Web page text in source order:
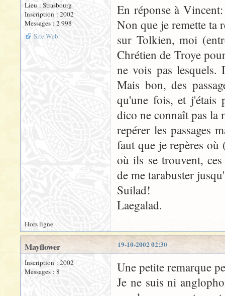
Lieu : Strasbourg
Inscription : 2002
Messages : 2 998
Site Web
En réponse à
Non que je remette ta
sur Tolkien, moi
Chrétien de Troye
ne vois pas lesquels.
Mais bon, des
qu'une fois, et j'étais
dico ne connaît pas la
repérer les passages
faut que je repères où
où ils se trouvent,
de me tarabuster
Suilad!
Laegalad.
Hors ligne
19-10-2002 02:30
Mayflower
Inscription : 2002
Messages : 8
Une petite remarque
Je ne suis ni